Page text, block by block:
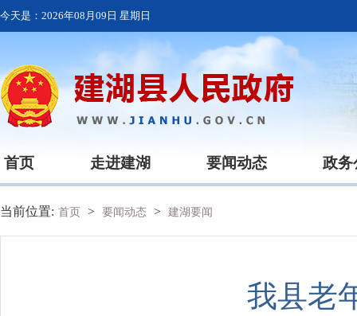
今天是： 2026年08月09日 星期日
首页 走进建湖 要闻动态 政务
当前位置: 首页 > 要闻动态 > 建湖要闻
我县老